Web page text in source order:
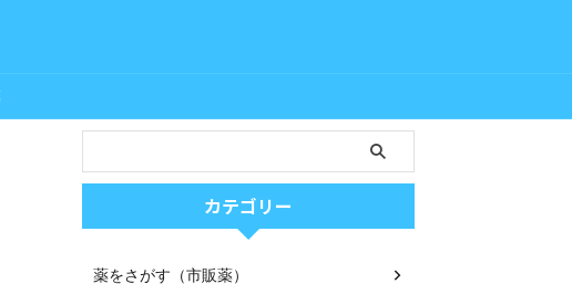
カテゴリー
薬をさがす（市販薬）